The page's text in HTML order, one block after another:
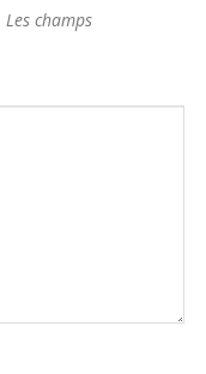
Les champs